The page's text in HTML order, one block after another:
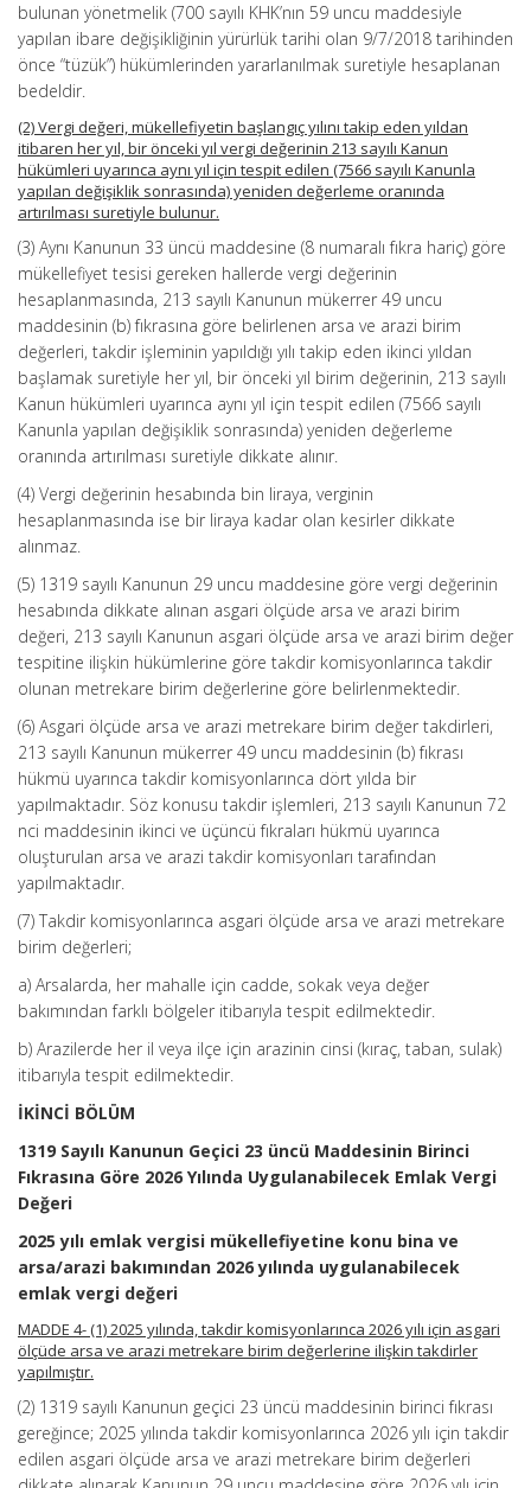
bulunan yönetmelik (700 sayılı KHK’nın 59 uncu maddesiyle
yapılan ibare değişikliğinin yürürlük tarihi olan 9/7/2018 tarihinden
önce “tüzük”) hükümlerinden yararlanılmak suretiyle hesaplanan
bedeldir.
(2) Vergi değeri, mükellefiyetin başlangıç yılını takip eden yıldan
itibaren her yıl, bir önceki yıl vergi değerinin 213 sayılı Kanun
hükümleri uyarınca aynı yıl için tespit edilen (7566 sayılı Kanunla
yapılan değişiklik sonrasında) yeniden değerleme oranında
artırılması suretiyle bulunur.
(3) Aynı Kanunun 33 üncü maddesine (8 numaralı fıkra hariç) göre
mükellefiyet tesisi gereken hallerde vergi değerinin
hesaplanmasında, 213 sayılı Kanunun mükerrer 49 uncu
maddesinin (b) fıkrasına göre belirlenen arsa ve arazi birim
değerleri, takdir işleminin yapıldığı yılı takip eden ikinci yıldan
başlamak suretiyle her yıl, bir önceki yıl birim değerinin, 213 sayılı
Kanun hükümleri uyarınca aynı yıl için tespit edilen (7566 sayılı
Kanunla yapılan değişiklik sonrasında) yeniden değerleme
oranında artırılması suretiyle dikkate alınır.
(4) Vergi değerinin hesabında bin liraya, verginin
hesaplanmasında ise bir liraya kadar olan kesirler dikkate
alınmaz.
(5) 1319 sayılı Kanunun 29 uncu maddesine göre vergi değerinin
hesabında dikkate alınan asgari ölçüde arsa ve arazi birim
değeri, 213 sayılı Kanunun asgari ölçüde arsa ve arazi birim değer
tespitine ilişkin hükümlerine göre takdir komisyonlarınca takdir
olunan metrekare birim değerlerine göre belirlenmektedir.
(6) Asgari ölçüde arsa ve arazi metrekare birim değer takdirleri,
213 sayılı Kanunun mükerrer 49 uncu maddesinin (b) fıkrası
hükmü uyarınca takdir komisyonlarınca dört yılda bir
yapılmaktadır. Söz konusu takdir işlemleri, 213 sayılı Kanunun 72
nci maddesinin ikinci ve üçüncü fıkraları hükmü uyarınca
oluşturulan arsa ve arazi takdir komisyonları tarafından
yapılmaktadır.
(7) Takdir komisyonlarınca asgari ölçüde arsa ve arazi metrekare
birim değerleri;
a) Arsalarda, her mahalle için cadde, sokak veya değer
bakımından farklı bölgeler itibarıyla tespit edilmektedir.
b) Arazilerde her il veya ilçe için arazinin cinsi (kıraç, taban, sulak)
itibarıyla tespit edilmektedir.
İKİNCİ BÖLÜM
1319 Sayılı Kanunun Geçici 23 üncü Maddesinin Birinci
Fıkrasına Göre 2026 Yılında Uygulanabilecek Emlak Vergi
Değeri
2025 yılı emlak vergisi mükellefiyetine konu bina ve
arsa/arazi bakımından 2026 yılında uygulanabilecek
emlak vergi değeri
MADDE 4- (1) 2025 yılında, takdir komisyonlarınca 2026 yılı için asgari
ölçüde arsa ve arazi metrekare birim değerlerine ilişkin takdirler
yapılmıştır.
(2) 1319 sayılı Kanunun geçici 23 üncü maddesinin birinci fıkrası
gereğince; 2025 yılında takdir komisyonlarınca 2026 yılı için takdir
edilen asgari ölçüde arsa ve arazi metrekare birim değerleri